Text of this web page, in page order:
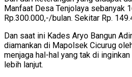
Manfaat Desa Tenjolaya sebanyak
Rp.300.000,-/bulan. Sekitar Rp.
Dan saat ini Kades Aryo Bangun
diamankan di Mapolsek Cicurug
menjaga hal-hal yang tak di
lebih lanjut.